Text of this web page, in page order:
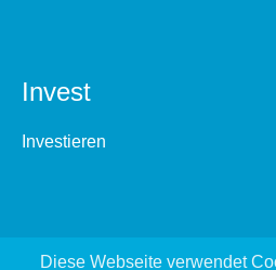
Invest
Investieren
Diese Webseite verwendet